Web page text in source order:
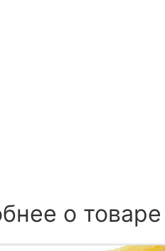
о товаре